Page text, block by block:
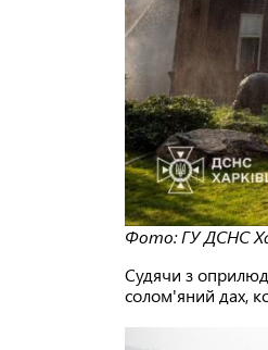
Фото: ГУ ДСНС
Судячи з
солом'яний дах,